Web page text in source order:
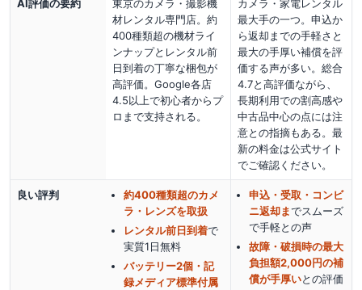
AI評価の要約
東京のカメラ・撮影機
材レンタル専門店。約
400種類超の機材ライ
ンナップとレンタル前
日到着の丁寧な梱包が
高評価。Google各店
4.5以上で初心者からプ
ロまで支持される。
カメラ・家電レンタル
最大手の一つ。申込か
ら返却までの手軽さと
最大の手厚い補償を評
価する声が多い。総合
4.7と高評価ながら、
長期利用での割高感や
中古品中心の点には注
意との指摘もある。最
新の料金は公式サイト
でご確認ください。
良い評判
約400種類超のカメ
ラ・レンズを取扱
レンタル前日到着で
実質1日無料
バッテリー2個・記
録メディア標準付属
申込・受取・コンビ
ニ返却までスムーズ
で手軽との声
故障・破損時の最大
負担額2,000円の補
償が手厚いとの評価